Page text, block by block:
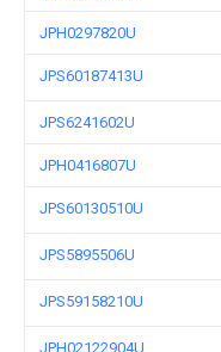
JPH0297820U
JPS60187413U
JPS6241602U
JPH0416807U
JPS60130510U
JPS5895506U
JPS59158210U
JPH02122904U